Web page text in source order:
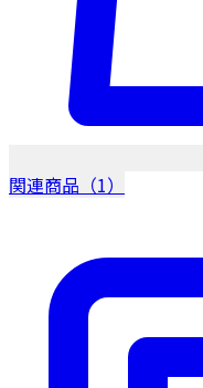
関連商品（1）